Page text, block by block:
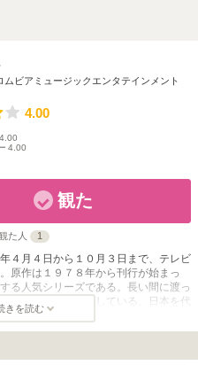
ムビアミュージックエンタテインメント
4.00
4.00
4.00
観た
た人 1
４月４日から１０月３日まで、テレビ
原作は１９７８年から刊行が始まっ
る人気シリーズである。長い間に渡っ
児童文学賞を受賞している、日本を代
国地方のとある町を舞台に、個性の
れどはやとちりの小柄なハチベイと、
のハカセ、気が弱いけどけどやさしい
げる物語である。身近な話題から思い
きを読む